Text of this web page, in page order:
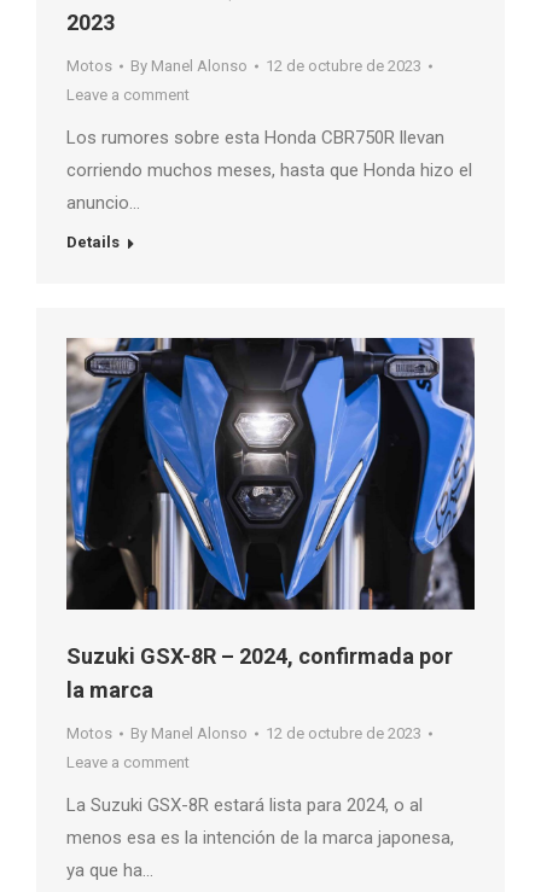
2023
Motos By Manel Alonso
12 de octubre de 2023
Leave a comment
Los rumores sobre esta Honda CBR750R llevan
corriendo muchos meses, hasta que Honda hizo el
anuncio…
Details
Suzuki GSX-8R – 2024, confirmada por
la marca
Motos By Manel Alonso
12 de octubre de 2023
Leave a comment
La Suzuki GSX-8R estará lista para 2024, o al
menos esa es la intención de la marca japonesa,
ya que ha…